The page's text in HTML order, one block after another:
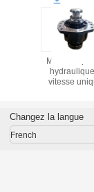
idéal
les
et de
Moteur à
vitesse
Changez la langue
French